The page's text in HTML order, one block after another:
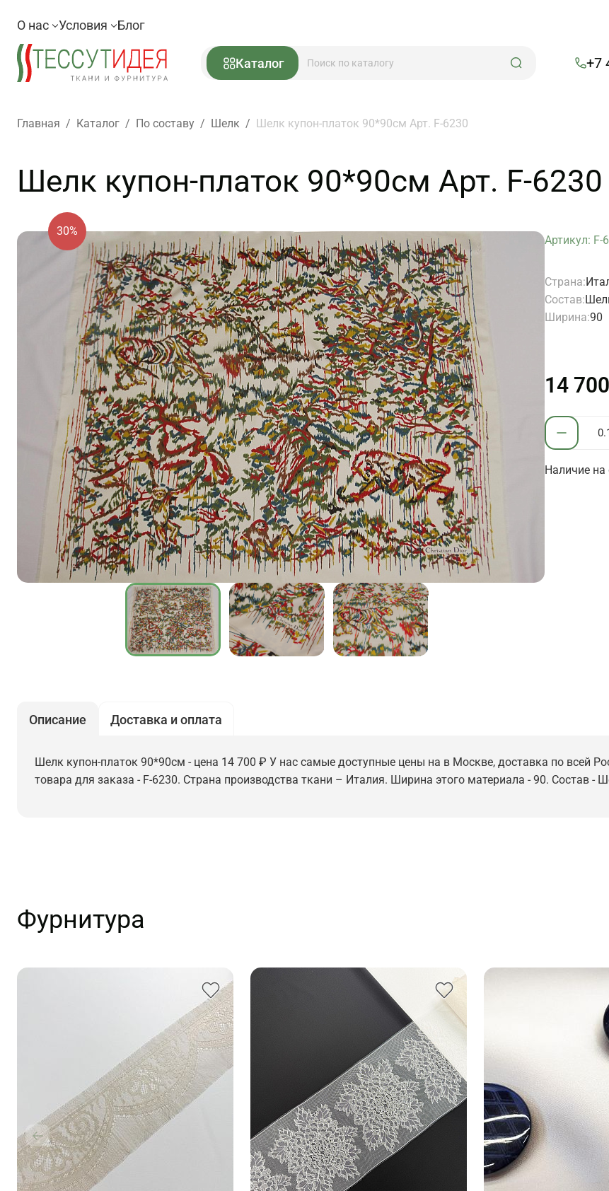
О нас Условия Блог
Каталог +7
Главная / Каталог / По составу / Шелк / Шелк купон-платок 90*90см Арт. F-6230
Шелк купон-платок 90*90см Арт. F-6230
30%
Артикул: F-
Страна:
Состав:
Ширина:90
14
Наличие на
Описание Доставка и оплата
Шелк купон-платок 90*90см - цена 14 700 ₽ У нас самые доступные цены на в Москве, доставка по всей
товара для заказа - F-6230. Страна производства ткани – Италия. Ширина этого материала - 90. Состав -
Фурнитура